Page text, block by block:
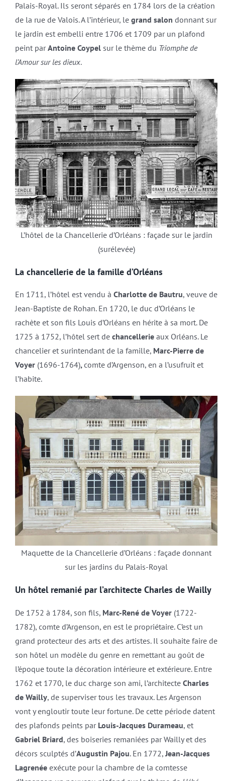
Palais-Royal. Ils seront séparés en 1784 lors de la création
de la rue de Valois. A l’intérieur, le grand salon donnant sur
le jardin est embelli entre 1706 et 1709 par un plafond
peint parAntoine Coypelsur le thème du Triomphe de
l’Amour sur les dieux.
L’hôtel de la Chancellerie d’Orléans : façade sur le jardin
(surélevée)
La chancellerie de la famille d’Orléans
En 1711, l’hôtel est vendu à Charlotte de Bautru, veuve de
Jean-Baptiste de Rohan. En 1720, le duc d’Orléans le
rachète et son fils Louis d’Orléans en hérite à sa mort. De
1725 à 1752, l’hôtel sert de chancellerie aux Orléans. Le
chancelier et surintendant de la famille, Marc-Pierre de
Voyer(1696-1764),comte d’Argenson, en a l’usufruit et
l’habite.
Maquette de la Chancellerie d’Orléans : façade donnant
sur les jardins du Palais-Royal
Un hôtel remanié par l’architecte Charles de Wailly
De 1752 à 1784, son fils, Marc-René de Voyer(1722-
1782), comte d’Argenson, en est le propriétaire. C’est un
grand protecteur des arts et des artistes. Il souhaite faire de
son hôtel un modèle du genre en remettant au goût de
l’époque toute la décoration intérieure et extérieure. Entre
1762 et 1770, le duc charge son ami, l’architecteCharles
de Wailly, de superviser tous les travaux. Les Argenson
vont y engloutir toute leur fortune. De cette période datent
des plafonds peints par Louis-Jacques Durameau, et
Gabriel Briard, des boiseries remaniées par Wailly et des
décors sculptés d’Augustin Pajou. En 1772, Jean-Jacques
Lagrenéeexécute pour la chambre de la comtesse